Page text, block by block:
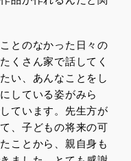
とのなかった日々の
くさん家で話してく
い、あんなことをし
している姿がみら
ています。先生方が
、子どもの将来の可
ことから、親自身も